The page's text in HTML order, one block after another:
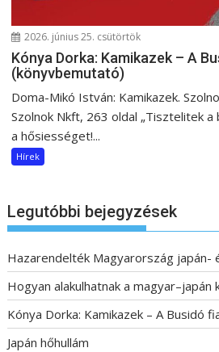
2026. június 25. csütörtök
Kónya Dorka: Kamikazek – A
(könyvbemutató)
Doma-Mikó István: Kamikazek.
Szolnok Nkft, 263 oldal „Tisztelitek
a hősiességet!...
Hírek
Legutóbbi bejegyzések
Hazarendelték Magyarország japán-
Hogyan alakulhatnak a magyar–japán
Kónya Dorka: Kamikazek – A Busidó
Japán hőhullám